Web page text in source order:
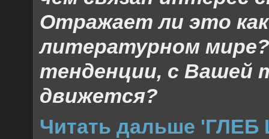
Отражает ли это
литературном
тенденции, с Вашей
движется?
Читать дальше